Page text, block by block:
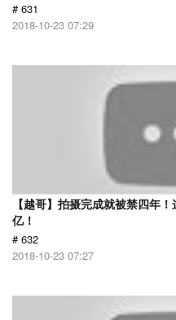
# 631
2018-10-23 07:29
【越哥】拍摄完成就被禁四年
亿！
# 632
2018-10-23 07:27